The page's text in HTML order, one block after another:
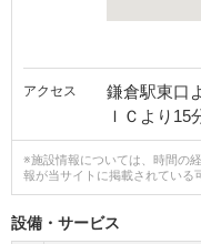
アクセス
鎌倉駅東口
ＩＣより15
※施設情報については、時間の
報が当サイトに掲載されている
設備・サービス